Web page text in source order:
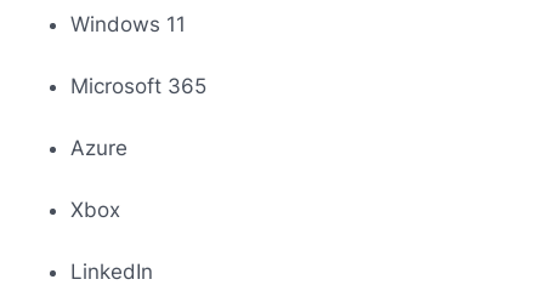
Windows 11
Microsoft 365
Azure
Xbox
LinkedIn